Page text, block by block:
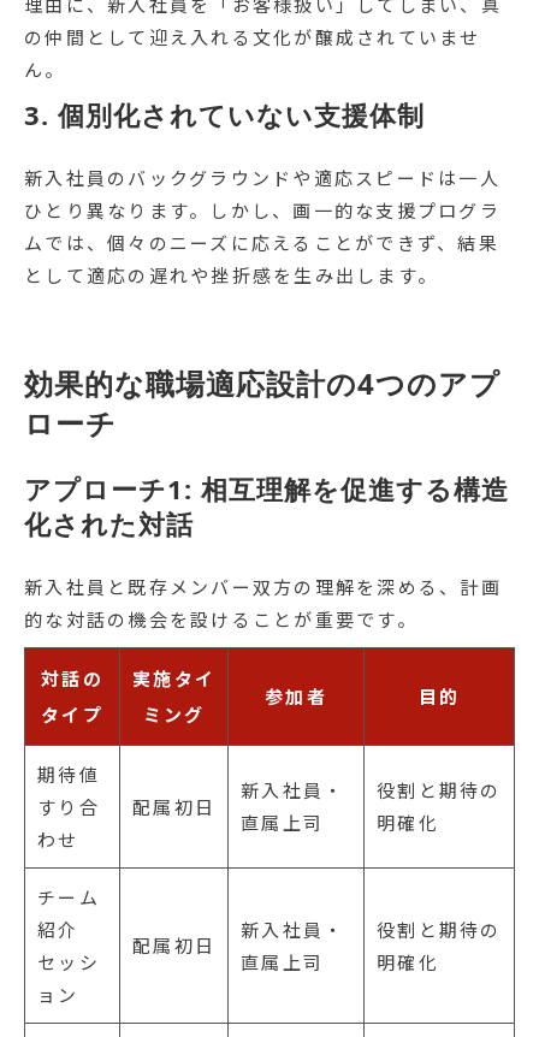
の仲間として迎え入れる文化が醸成されていませ
ん。
3. 個別化されていない支援体制
新入社員のバックグラウンドや適応スピードは一人
ひとり異なります。しかし、画一的な支援プログラ
ムでは、個々のニーズに応えることができず、結果
として適応の遅れや挫折感を生み出します。
効果的な職場適応設計の4つのアプ
ローチ
アプローチ1: 相互理解を促進する構造
化された対話
新入社員と既存メンバー双方の理解を深める、計画
的な対話の機会を設けることが重要です。
対話の
タイプ
実施タイ
ミング
参加者 目的
期待値
すり合
わせ
配属初日
新入社員・
直属上司
役割と期待の
明確化
チーム
紹介
セッシ
ョン
配属初日
新入社員・
直属上司
役割と期待の
明確化